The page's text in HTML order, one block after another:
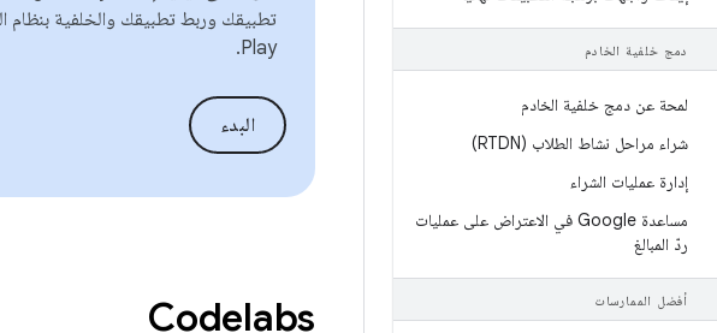
دمج خلفية الخادم
لمحة عن دمج خلفية الخادم
شراء مراحل نشاط الطلاب (RTDN)
إدارة عمليات الشراء
مساعدة Google في الاعتراض على عمليات
ردّ المبالغ
أفضل الممارسات
Play.
البدء
Codelabs